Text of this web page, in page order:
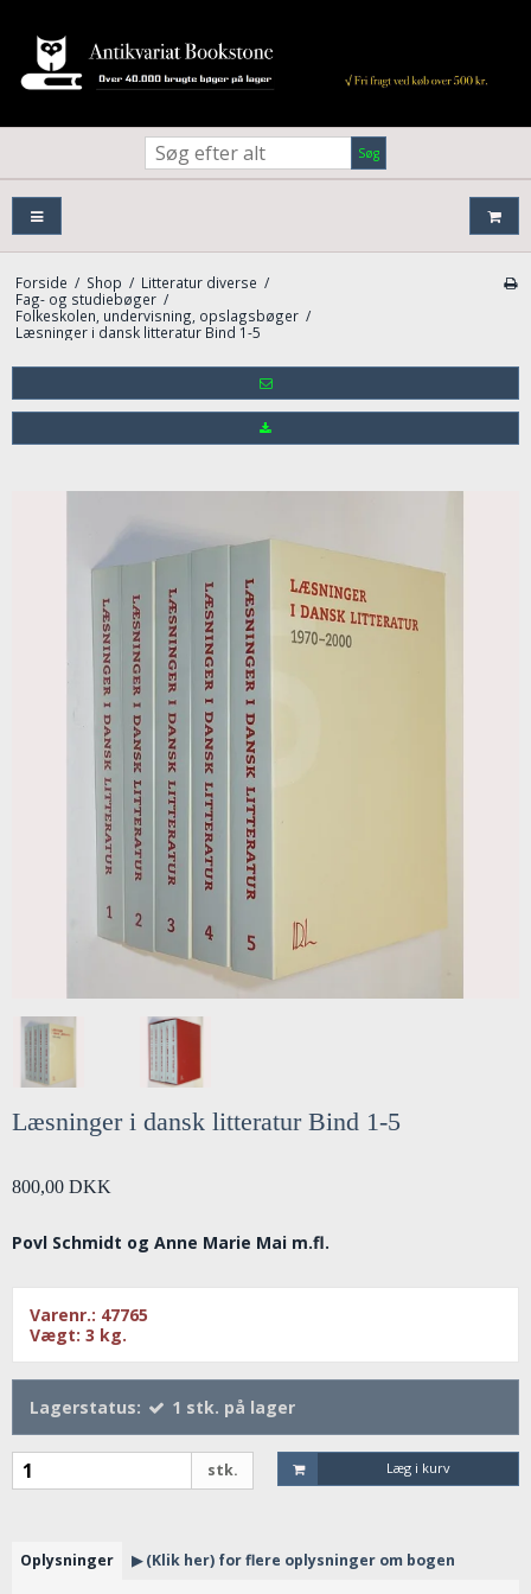
Søg
Forside / Shop / Litteratur diverse /
Fag- og studiebøger /
Folkeskolen, undervisning, opslagsbøger /
Læsninger i dansk litteratur Bind 1-5
Læsninger i dansk litteratur Bind 1-5
800,00 DKK
Povl Schmidt og Anne Marie Mai m.fl.
Varenr.: 47765
Vægt: 3 kg.
Lagerstatus: 1 stk. på lager
stk. Læg i kurv
Oplysninger ▶ (Klik her) for flere oplysninger om bogen